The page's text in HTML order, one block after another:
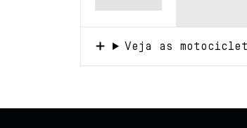
Veja as